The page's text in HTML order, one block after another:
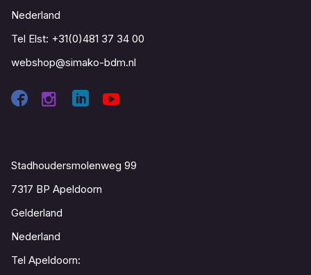
Nederland
Tel Elst: +31(0)481 37 34 00
webshop@simako-bdm.nl
Stadhoudersmolenweg 99
7317 BP Apeldoorn
Gelderland
Nederland
Tel Apeldoorn: